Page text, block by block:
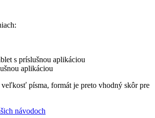
s príslušnou aplikáciou
aplikáciou
písma, formát je preto vhodný skôr pre
návodoch